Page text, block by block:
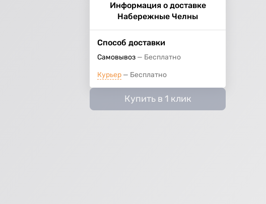
Информация о доставке
Набережные Челны
Способ доставки
Самовывоз Бесплатно
Курьер Бесплатно
Купить в 1 клик